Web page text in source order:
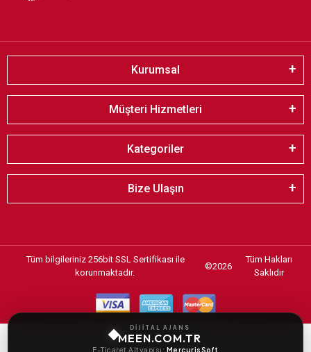
Kurumsal
Müşteri Hizmetleri
Kategoriler
Bize Ulaşın
Tüm bilgileriniz 256bit SSL Sertifikası ile
korunmaktadır.
©2026
Tüm Hakları
Saklıdır
E-Ticaret Altyapısı: MercurisSoft
DİJİTAL AJANS
MEEN.COM.TR